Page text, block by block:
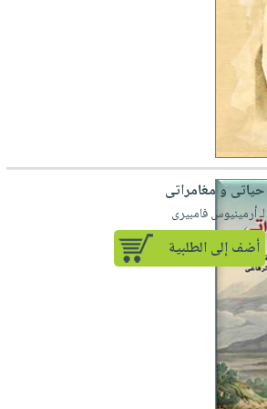
حياتى و مغامراتى
لـ أرمينيوس فامبيرى
أضف إلى الطلبية